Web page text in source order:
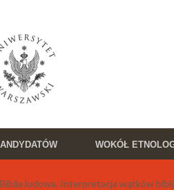
WOKÓŁ
ludowa. Interpretacja wątków